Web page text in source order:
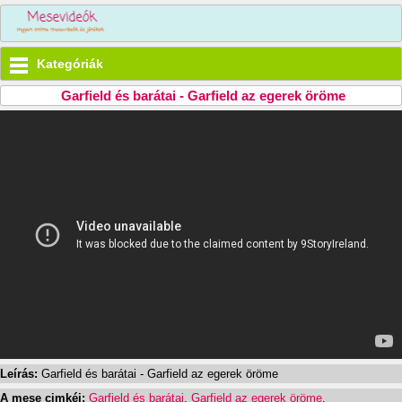
Kategóriák
Garfield és barátai - Garfield az egerek öröme
Leírás: Garfield és barátai - Garfield az egerek öröme
A mese cimkéi: Garfield és barátai Garfield az egerek öröme